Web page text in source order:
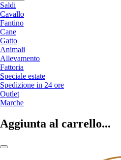
Saldi
Cavallo
Fantino
Cane
Gatto
Animali
Allevamento
Fattoria
Speciale estate
Spedizione in 24 ore
Outlet
Marche
Aggiunta al carrello...